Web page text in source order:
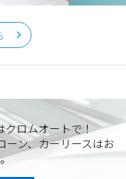
クロムオートで！
ーン、カーリースはお